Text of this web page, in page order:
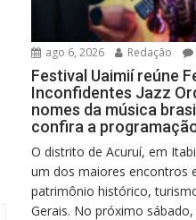
ago 6, 2026 Redação
Festival Uaimií reúne
Inconfidentes Jazz
nomes da música
confira a
O distrito de Acuruí, em
um dos maiores encontros
patrimônio histórico,
Gerais. No próximo